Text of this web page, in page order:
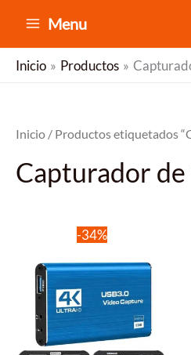
contenido
Menu
Inicio Productos
Inicio / Productos etiquetados
Capturador
-34%